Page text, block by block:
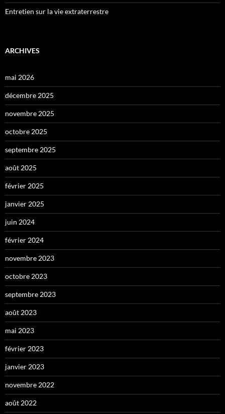
Entretien sur la vie extraterrestre
ARCHIVES
mai 2026
décembre 2025
novembre 2025
octobre 2025
septembre 2025
août 2025
février 2025
janvier 2025
juin 2024
février 2024
novembre 2023
octobre 2023
septembre 2023
août 2023
mai 2023
février 2023
janvier 2023
novembre 2022
août 2022